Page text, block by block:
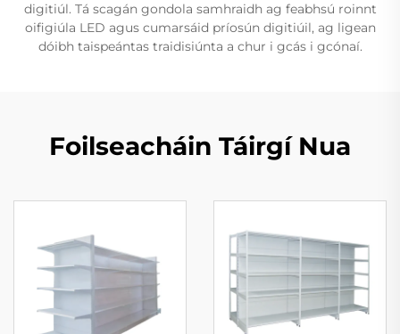
digitiúl. Tá scagán gondola samhraidh ag feabhsú roinnt
oifigiúla LED agus cumarsáid príosún digitiúil, ag ligean
dóibh taispeántas traidisiúnta a chur i gcás i gcónaí.
Foilseacháin Táirgí Nua